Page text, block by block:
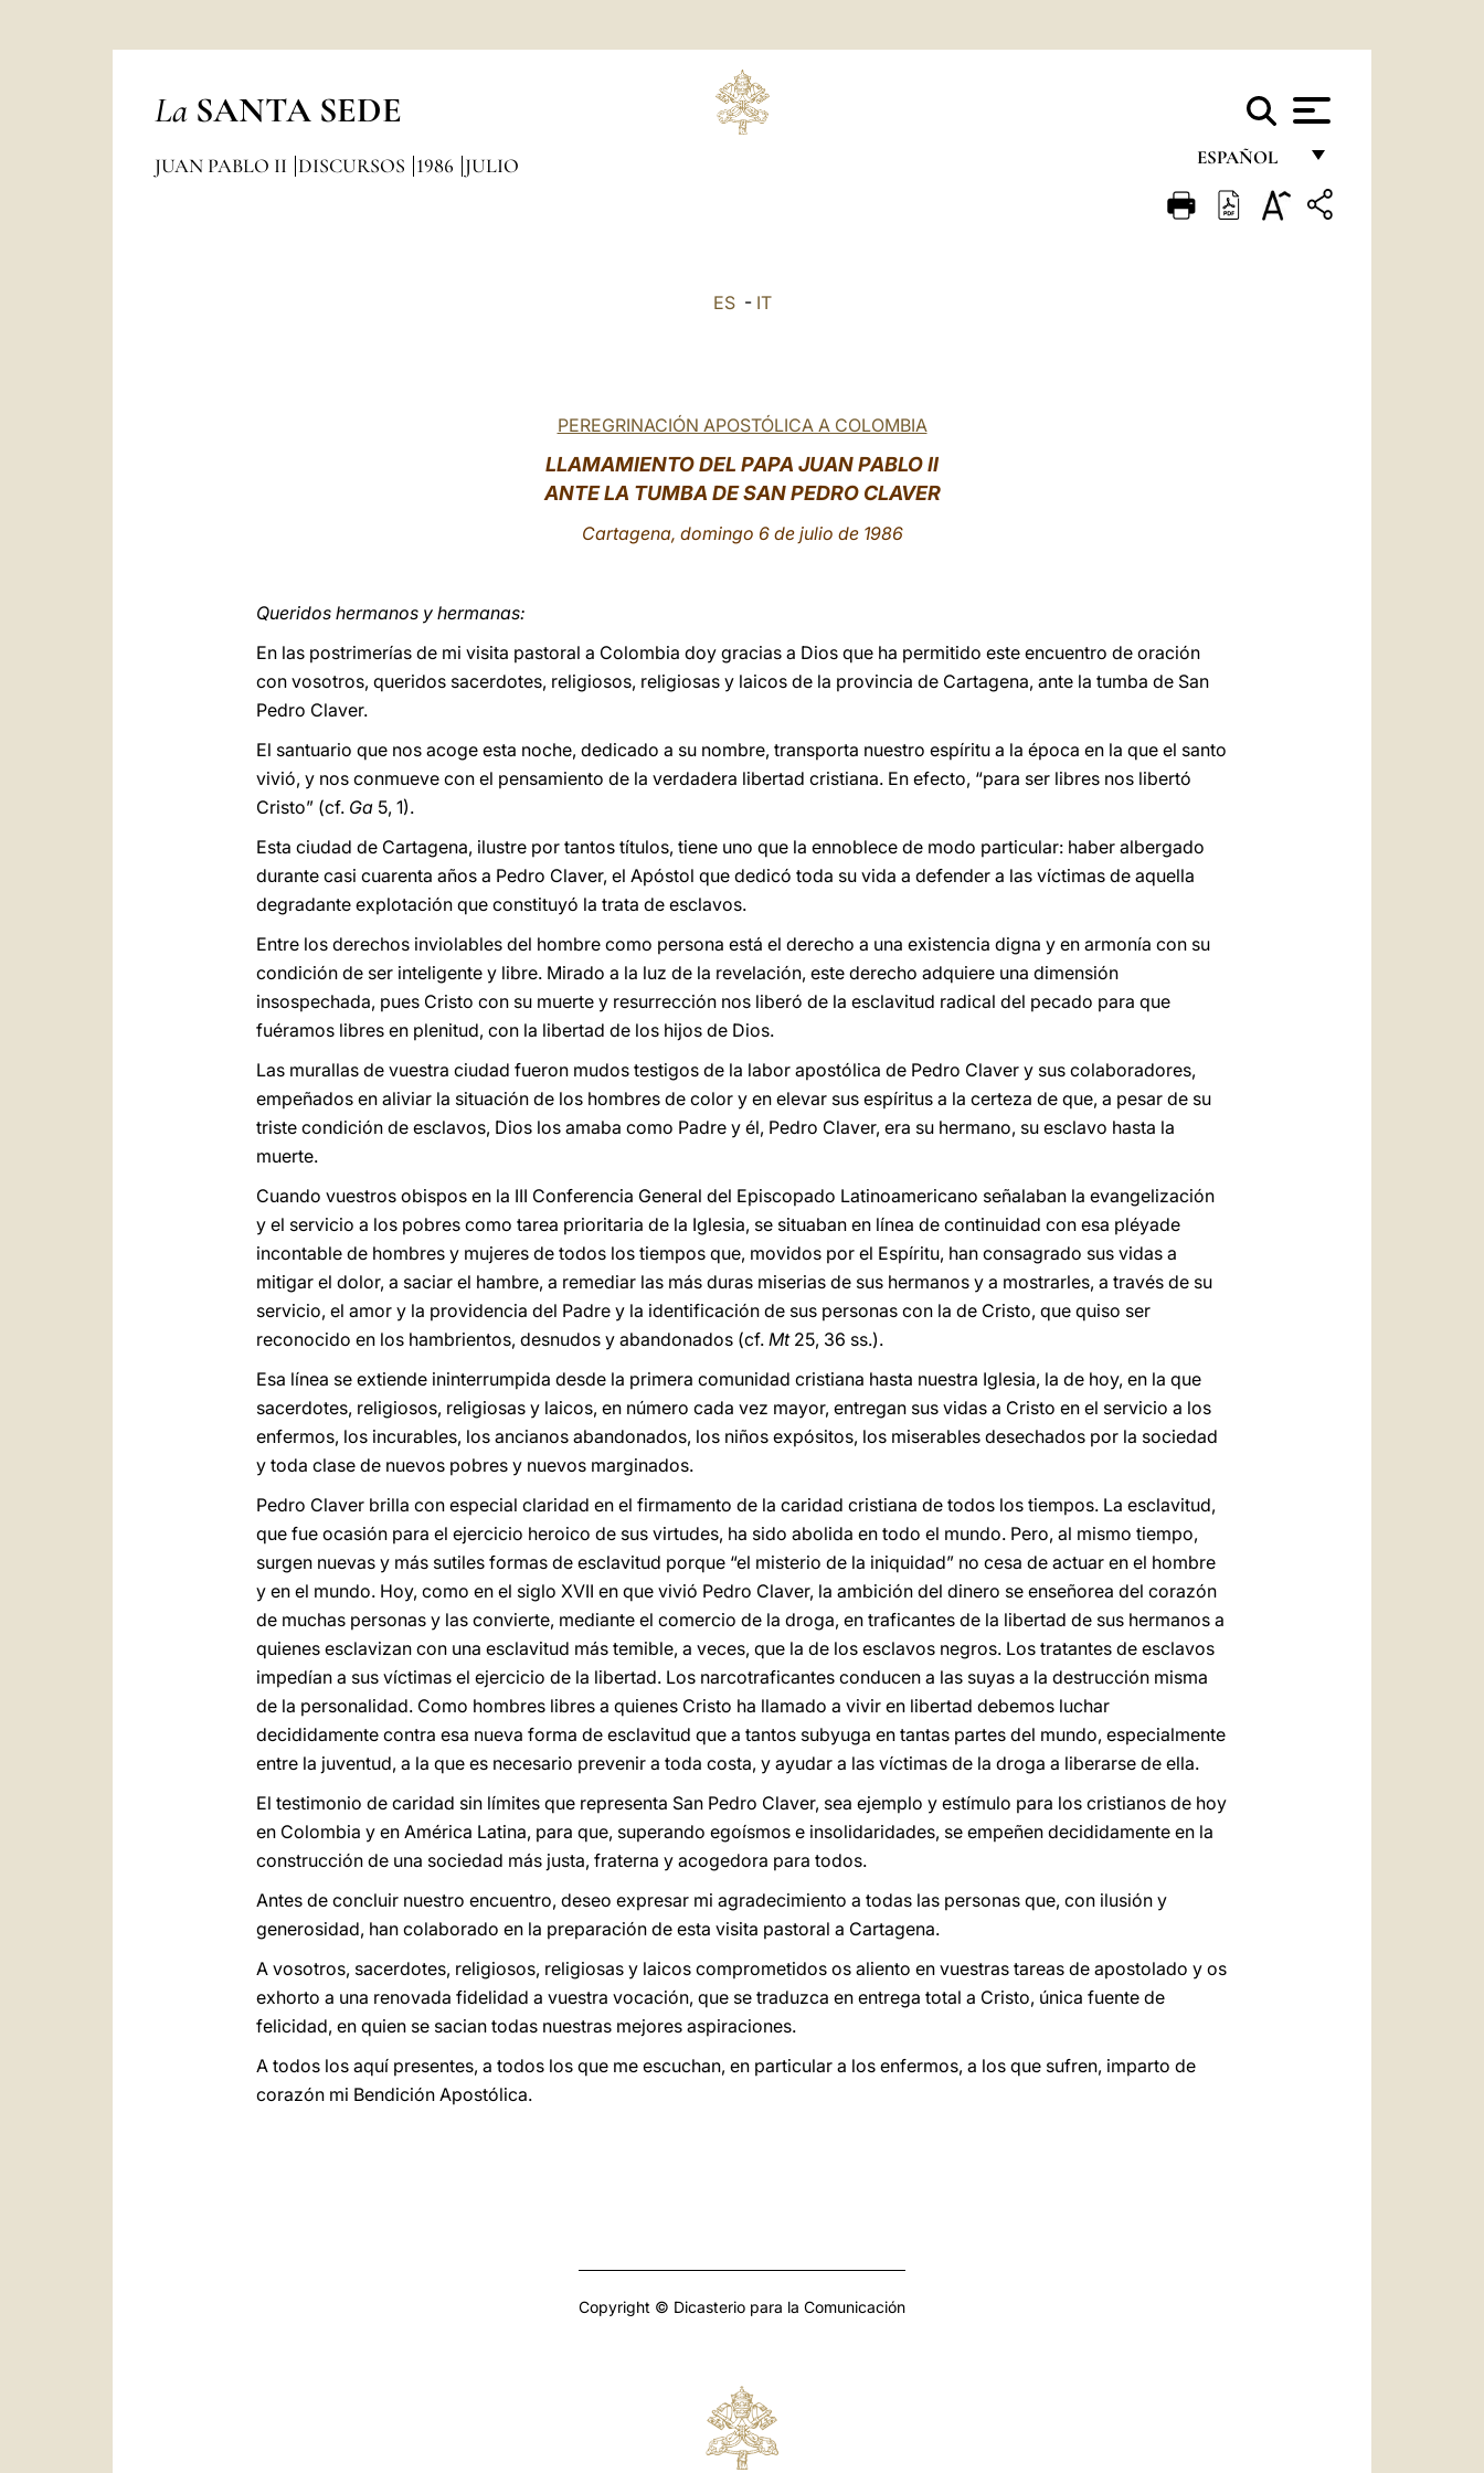
La SANTA SEDE
ESPAÑOL
FRANÇAIS
JUAN PABLO II DISCURSOS 1986 JULIO
ES- IT
PEREGRINACIÓN APOSTÓLICA A COLOMBIA
LLAMAMIENTO DEL PAPA JUAN PABLO II
ANTE LA TUMBA DE SAN PEDRO CLAVER
Cartagena, domingo 6 de julio de 1986
Queridos hermanos y hermanas:
En las postrimerías de mi visita pastoral a Colombia doy gracias a Dios que ha permitido este encuentro de oración
con vosotros, queridos sacerdotes, religiosos, religiosas y laicos de la provincia de Cartagena, ante la tumba de San
Pedro Claver.
El santuario que nos acoge esta noche, dedicado a su nombre, transporta nuestro espíritu a la época en la que el santo
vivió, y nos conmueve con el pensamiento de la verdadera libertad cristiana. En efecto, “para ser libres nos libertó
Cristo” (cf. Ga 5, 1).
Esta ciudad de Cartagena, ilustre por tantos títulos, tiene uno que la ennoblece de modo particular: haber albergado
durante casi cuarenta años a Pedro Claver, el Apóstol que dedicó toda su vida a defender a las víctimas de aquella
degradante explotación que constituyó la trata de esclavos.
Entre los derechos inviolables del hombre como persona está el derecho a una existencia digna y en armonía con su
condición de ser inteligente y libre. Mirado a la luz de la revelación, este derecho adquiere una dimensión
insospechada, pues Cristo con su muerte y resurrección nos liberó de la esclavitud radical del pecado para que
fuéramos libres en plenitud, con la libertad de los hijos de Dios.
Las murallas de vuestra ciudad fueron mudos testigos de la labor apostólica de Pedro Claver y sus colaboradores,
empeñados en aliviar la situación de los hombres de color y en elevar sus espíritus a la certeza de que, a pesar de su
triste condición de esclavos, Dios los amaba como Padre y él, Pedro Claver, era su hermano, su esclavo hasta la
muerte.
Cuando vuestros obispos en la III Conferencia General del Episcopado Latinoamericano señalaban la evangelización
y el servicio a los pobres como tarea prioritaria de la Iglesia, se situaban en línea de continuidad con esa pléyade
incontable de hombres y mujeres de todos los tiempos que, movidos por el Espíritu, han consagrado sus vidas a
mitigar el dolor, a saciar el hambre, a remediar las más duras miserias de sus hermanos y a mostrarles, a través de su
servicio, el amor y la providencia del Padre y la identificación de sus personas con la de Cristo, que quiso ser
reconocido en los hambrientos, desnudos y abandonados (cf. Mt 25, 36 ss.).
Esa línea se extiende ininterrumpida desde la primera comunidad cristiana hasta nuestra Iglesia, la de hoy, en la que
sacerdotes, religiosos, religiosas y laicos, en número cada vez mayor, entregan sus vidas a Cristo en el servicio a los
enfermos, los incurables, los ancianos abandonados, los niños expósitos, los miserables desechados por la sociedad
y toda clase de nuevos pobres y nuevos marginados.
Pedro Claver brilla con especial claridad en el firmamento de la caridad cristiana de todos los tiempos. La esclavitud,
que fue ocasión para el ejercicio heroico de sus virtudes, ha sido abolida en todo el mundo. Pero, al mismo tiempo,
surgen nuevas y más sutiles formas de esclavitud porque “el misterio de la iniquidad” no cesa de actuar en el hombre
y en el mundo. Hoy, como en el siglo XVII en que vivió Pedro Claver, la ambición del dinero se enseñorea del corazón
de muchas personas y las convierte, mediante el comercio de la droga, en traficantes de la libertad de sus hermanos a
quienes esclavizan con una esclavitud más temible, a veces, que la de los esclavos negros. Los tratantes de esclavos
impedían a sus víctimas el ejercicio de la libertad. Los narcotraficantes conducen a las suyas a la destrucción misma
de la personalidad. Como hombres libres a quienes Cristo ha llamado a vivir en libertad debemos luchar
decididamente contra esa nueva forma de esclavitud que a tantos subyuga en tantas partes del mundo, especialmente
entre la juventud, a la que es necesario prevenir a toda costa, y ayudar a las víctimas de la droga a liberarse de ella.
El testimonio de caridad sin límites que representa San Pedro Claver, sea ejemplo y estímulo para los cristianos de hoy
en Colombia y en América Latina, para que, superando egoísmos e insolidaridades, se empeñen decididamente en la
construcción de una sociedad más justa, fraterna y acogedora para todos.
Antes de concluir nuestro encuentro, deseo expresar mi agradecimiento a todas las personas que, con ilusión y
generosidad, han colaborado en la preparación de esta visita pastoral a Cartagena.
A vosotros, sacerdotes, religiosos, religiosas y laicos comprometidos os aliento en vuestras tareas de apostolado y os
exhorto a una renovada fidelidad a vuestra vocación, que se traduzca en entrega total a Cristo, única fuente de
felicidad, en quien se sacian todas nuestras mejores aspiraciones.
A todos los aquí presentes, a todos los que me escuchan, en particular a los enfermos, a los que sufren, imparto de
corazón mi Bendición Apostólica.
Copyright © Dicasterio para la Comunicación